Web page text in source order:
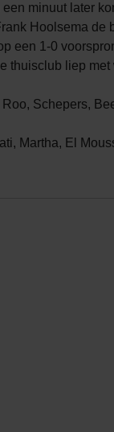
minuut later
Hoolsema
een 1-0
thuisclub liep
Schepers,
Martha, El